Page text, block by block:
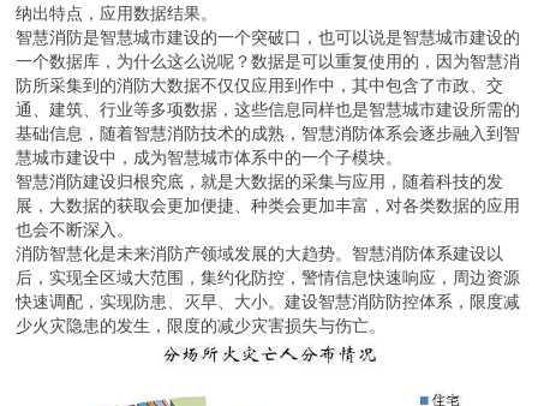
纳出特点，应用数据结果。
智慧消防是智慧城市建设的一个突破口，也可以说是智慧城市建设的
一个数据库，为什么这么说呢？数据是可以重复使用的，因为智慧消
防所采集到的消防大数据不仅仅应用到作中，其中包含了市政、交
通、建筑、行业等多项数据，这些信息同样也是智慧城市建设所需的
基础信息，随着智慧消防技术的成熟，智慧消防体系会逐步融入到智
慧城市建设中，成为智慧城市体系中的一个子模块。
智慧消防建设归根究底，就是大数据的采集与应用，随着科技的发
展，大数据的获取会更加便捷、种类会更加丰富，对各类数据的应用
也会不断深入。
消防智慧化是未来消防产领域发展的大趋势。智慧消防体系建设以
后，实现全区域大范围，集约化防控，警情信息快速响应，周边资源
快速调配，实现防患、灭早、大小。建设智慧消防防控体系，限度减
少火灾隐患的发生，限度的减少灾害损失与伤亡。